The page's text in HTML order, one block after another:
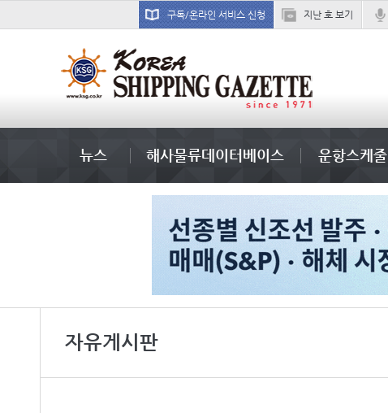
구독/온라인 서비스 신청 지난 호 보기
미중
뉴스 해사물류데이터베이스 운항스케줄
자유게시판